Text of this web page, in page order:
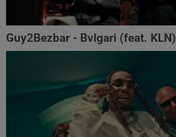
Guy2Bezbar - Bvlgari (feat. KLN)